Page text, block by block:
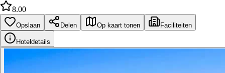
8.00
Opslaan Delen Op kaart tonen Faciliteiten
Hoteldetails